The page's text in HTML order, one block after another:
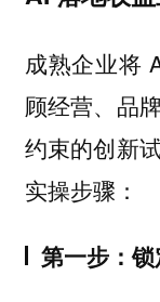
成熟企业将
顾经营、品
约束的创新
实操步骤：
第一步：